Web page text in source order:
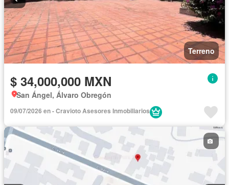
Terreno
$ 34,000,000 MXN
San Ángel, Álvaro Obregón
09/07/2026 en - Cravioto Asesores Inmobiliarios